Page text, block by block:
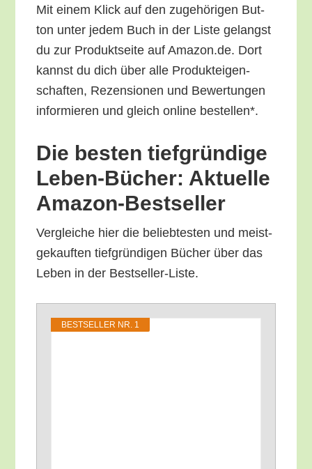
Mit einem Klick auf den zuge­hö­ri­gen But­
ton unter jedem Buch in der Lis­te gelangst
du zur Pro­dukt­sei­te auf Amazon.de. Dort
kannst du dich über alle Pro­duk­tei­gen­
schaf­ten, Rezen­sio­nen und Bewer­tun­gen
infor­mie­ren und gleich online bestellen*.
Die bes­ten tief­grün­di­ge
Leben-Bücher: Aktu­el­le
Amazon-Bestseller
Ver­glei­che hier die belieb­tes­ten und meist­
ge­kauf­ten tief­grün­di­gen Bücher über das
Leben in der Bestseller-Liste.
BEST­SEL­LER NR. 1